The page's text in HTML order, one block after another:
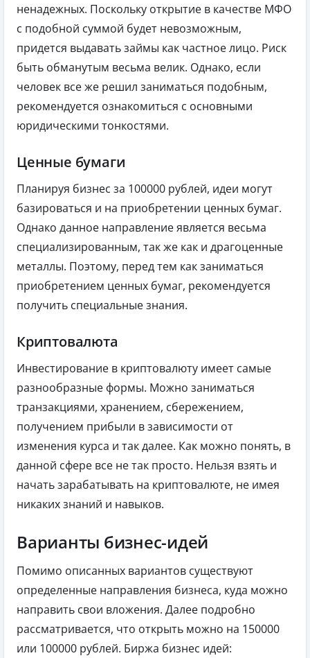
ненадежных. Поскольку открытие в качестве МФО
с подобной суммой будет невозможным,
придется выдавать займы как частное лицо. Риск
быть обманутым весьма велик. Однако, если
человек все же решил заниматься подобным,
рекомендуется ознакомиться с основными
юридическими тонкостями.
Ценные бумаги
Планируя бизнес за 100000 рублей, идеи могут
базироваться и на приобретении ценных бумаг.
Однако данное направление является весьма
специализированным, так же как и драгоценные
металлы. Поэтому, перед тем как заниматься
приобретением ценных бумаг, рекомендуется
получить специальные знания.
Криптовалюта
Инвестирование в криптовалюту имеет самые
разнообразные формы. Можно заниматься
транзакциями, хранением, сбережением,
получением прибыли в зависимости от
изменения курса и так далее. Как можно понять, в
данной сфере все не так просто. Нельзя взять и
начать зарабатывать на криптовалюте, не имея
никаких знаний и навыков.
Варианты бизнес-идей
Помимо описанных вариантов существуют
определенные направления бизнеса, куда можно
направить свои вложения. Далее подробно
рассматривается, что открыть можно на 150000
или 100000 рублей. Биржа бизнес идей: